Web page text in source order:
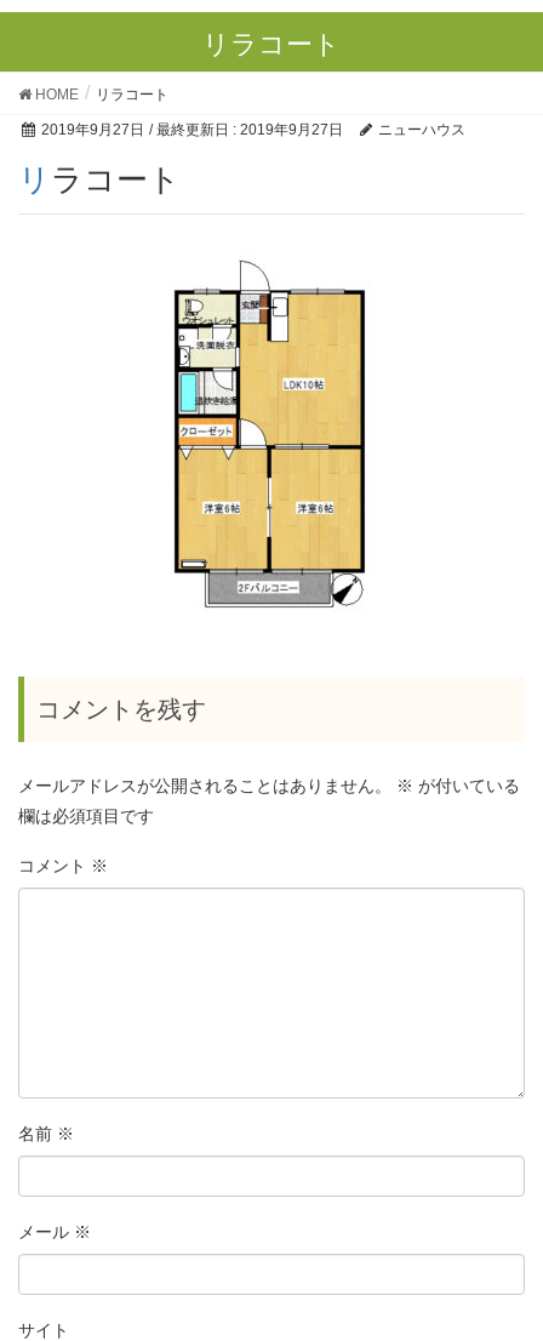
リラコート
HOME リラコート
2019年9月27日 / 最終更新日 : 2019年9月27日 ニューハウス
リラコート
コメントを残す
メールアドレスが公開されることはありません。 ※ が付いている
欄は必須項目です
コメント ※
名前 ※
メール ※
サイト